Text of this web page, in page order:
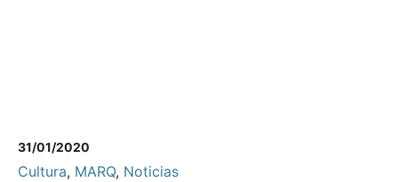
31/01/2020
Cultura, MARQ, Noticias